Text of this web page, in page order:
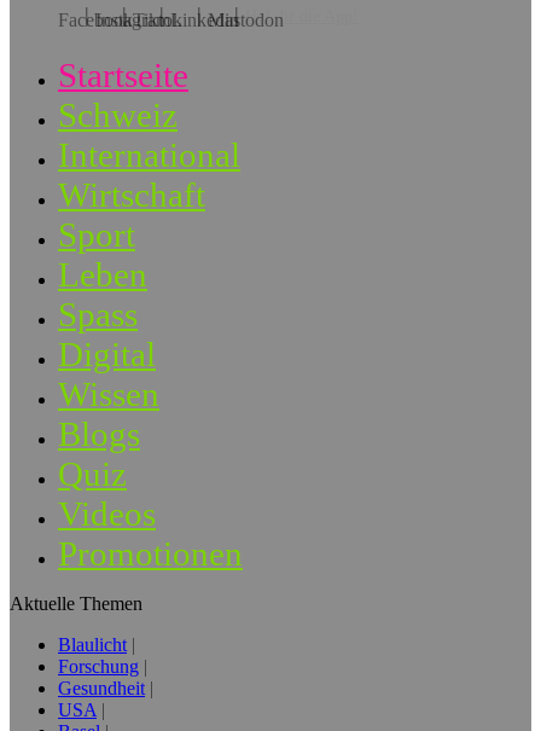
Hol dir die App!
Startseite
Schweiz
International
Wirtschaft
Sport
Leben
Spass
Digital
Wissen
Blogs
Quiz
Videos
Promotionen
Aktuelle Themen
Blaulicht
Forschung
Gesundheit
USA